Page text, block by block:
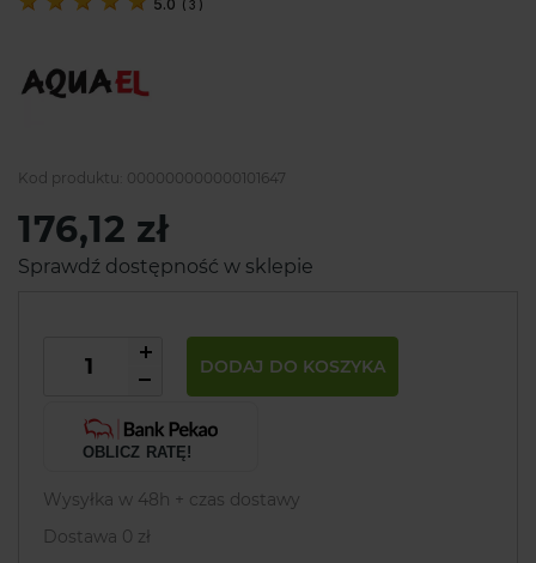
5.0 ( 3 )
Kod produktu: 000000000000101647
176,12 zł
Sprawdź dostępność w sklepie
DODAJ DO KOSZYKA
OBLICZ RATĘ!
Wysyłka w 48h + czas dostawy
Dostawa 0 zł